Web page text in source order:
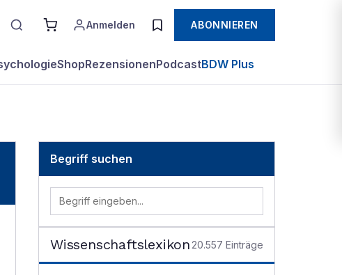
Anmelden ABONNIEREN
ShopRezensionenPodcastBDW Plus
Begriff suchen
Wissenschaftslexikon 20.557 Einträge